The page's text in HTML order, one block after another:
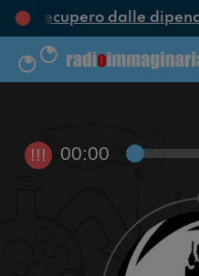
e recupero dalle
!!! 00:00